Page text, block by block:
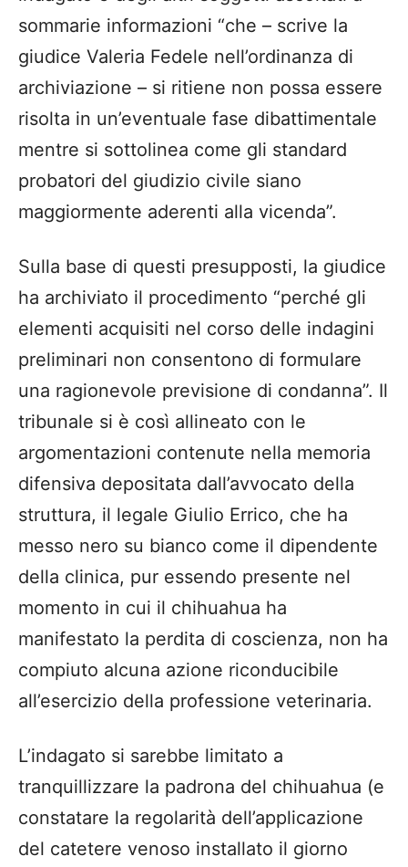
sommarie informazioni “che – scrive la
giudice Valeria Fedele nell’ordinanza di
archiviazione – si ritiene non possa essere
risolta in un’eventuale fase dibattimentale
mentre si sottolinea come gli standard
probatori del giudizio civile siano
maggiormente aderenti alla vicenda”.
Sulla base di questi presupposti, la giudice
ha archiviato il procedimento “perché gli
elementi acquisiti nel corso delle indagini
preliminari non consentono di formulare
una ragionevole previsione di condanna”. Il
tribunale si è così allineato con le
argomentazioni contenute nella memoria
difensiva depositata dall’avvocato della
struttura, il legale Giulio Errico, che ha
messo nero su bianco come il dipendente
della clinica, pur essendo presente nel
momento in cui il chihuahua ha
manifestato la perdita di coscienza, non ha
compiuto alcuna azione riconducibile
all’esercizio della professione veterinaria.
L’indagato si sarebbe limitato a
tranquillizzare la padrona del chihuahua (e
constatare la regolarità dell’applicazione
del catetere venoso installato il giorno